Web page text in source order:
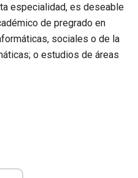
especialidad, es deseable
de pregrado en
sociales o de la
o estudios de áreas